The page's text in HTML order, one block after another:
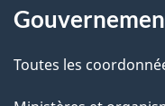
p
a
r
a
c
Toutes les